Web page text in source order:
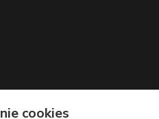
cookies